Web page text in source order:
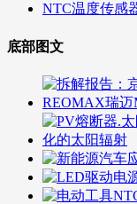
NTC温度传感
底部图文